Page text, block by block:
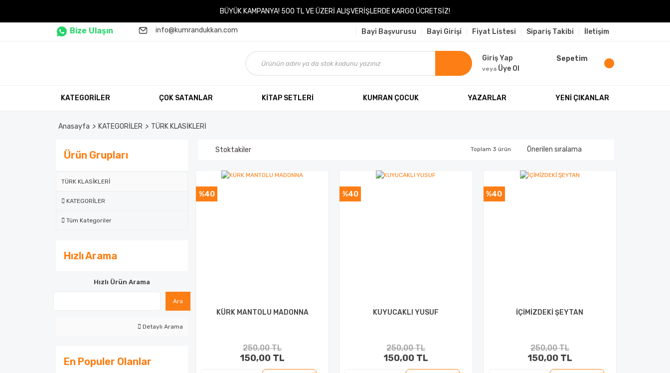
BÜYÜK KAMPANYA! 500 TL VE ÜZERİ ALIŞVERİŞLERDE KARGO ÜCRETSİZ!
Bize Ulaşın info@kumrandukkan.com Bayi Başvurusu Bayi Girişi Fiyat Listesi Sipariş Takibi İletişim
Giriş Yap
veya Üye Ol
Sepetim
KATEGORİLER ÇOK SATANLAR KİTAP SETLERİ KUMRAN ÇOCUK YAZARLAR YENİ ÇIKANLAR
Anasayfa KATEGORİLER TÜRK KLASİKLERİ
Ürün Grupları
TÜRK KLASİKLERİ
KATEGORİLER
Tüm Kategoriler
Hızlı Arama
Hızlı Ürün Arama
Ara
Detaylı Arama
En Populer Olanlar
Stoktakiler Toplam 3 ürün
%40
KÜRK MANTOLU MADONNA
250,00 TL
150,00 TL
%40
KUYUCAKLI YUSUF
250,00 TL
150,00 TL
%40
İÇİMİZDEKİ ŞEYTAN
250,00 TL
150,00 TL